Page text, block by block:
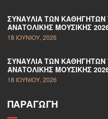
ΣΥΝΑΥΛΊΑ ΤΩΝ ΚΑΘΗΓΗΤΏΝ
ΑΝΑΤΟΛΙΚΉΣ ΜΟΥΣΙΚΉΣ
18 ΙΟΥΝΊΟΥ, 2026
ΣΥΝΑΥΛΊΑ ΤΩΝ ΚΑΘΗΓΗΤΏΝ
ΑΝΑΤΟΛΙΚΉΣ ΜΟΥΣΙΚΉΣ
18 ΙΟΥΝΊΟΥ, 2026
ΠΑΡΑΓΩΓΉ